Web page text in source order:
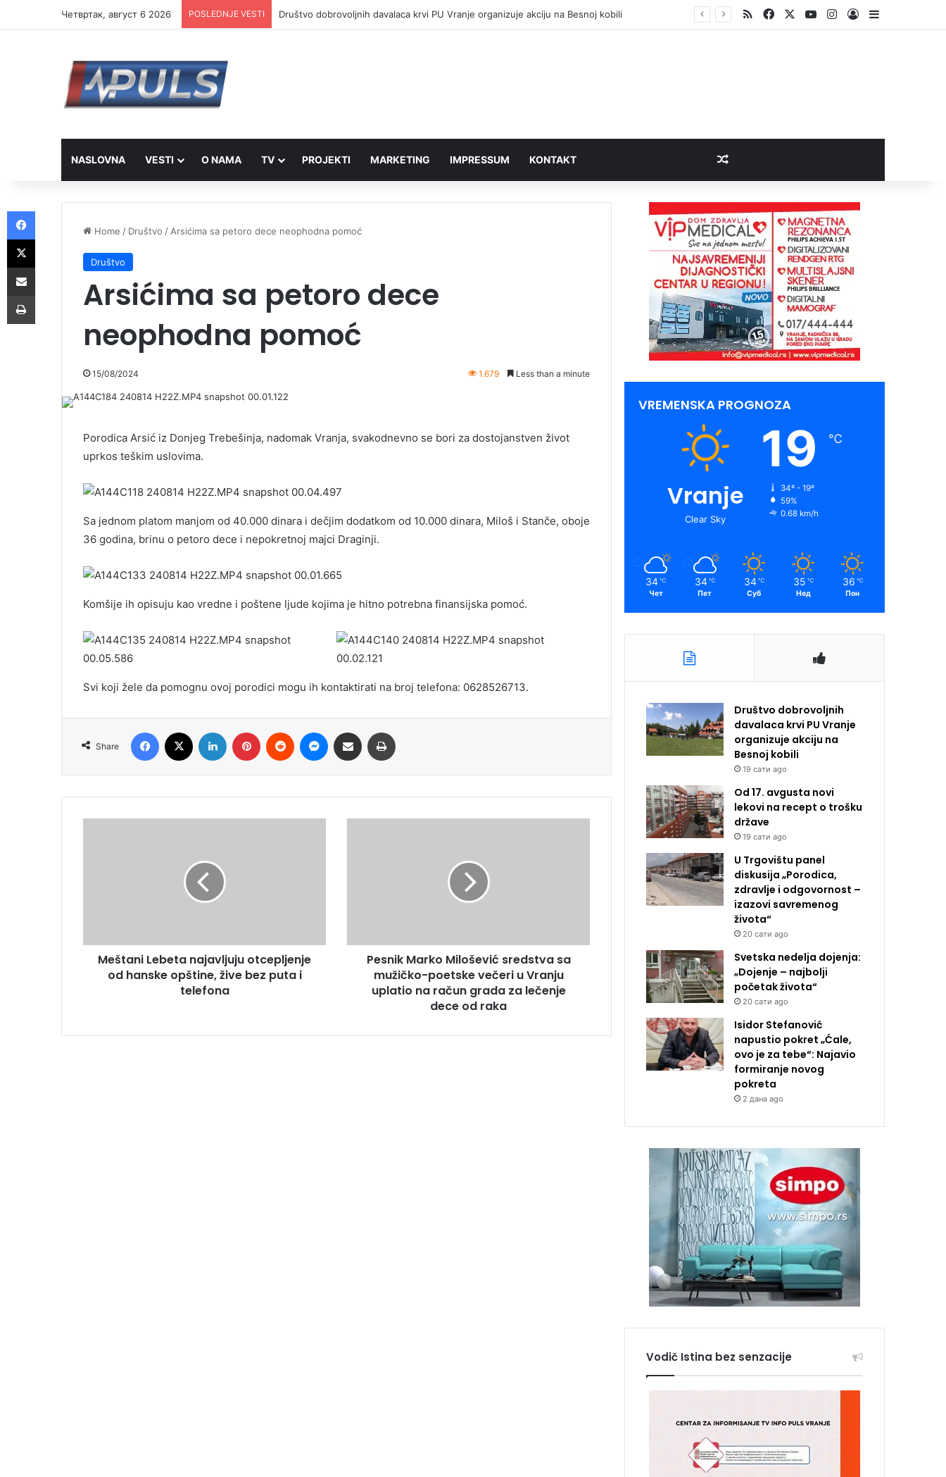
Четвртак, август 6 2026 POSLEDNJE VESTI Društvo dobrovoljnih davalaca krvi PU Vranje organizuje akciju na Besnoj kobili RSSFacebookYouTubeInstagram
Log InSidebar
NASLOVNA VESTI O NAMA TV PROJEKTI MARKETING IMPRESSUM KONTAKT Random Article
Home / Društvo / Arsićima sa petoro dece neophodna pomoć
Društvo
Arsićima sa petoro dece
neophodna pomoć
15/08/2024 1.679 Less than a minute
Porodica Arsić iz Donjeg Trebešinja, nadomak Vranja, svakodnevno se bori za dostojanstven život
uprkos teškim uslovima.
Sa jednom platom manjom od 40.000 dinara i dečjim dodatkom od 10.000 dinara, Miloš i Stanče, oboje
36 godina, brinu o petoro dece i nepokretnoj majci Draginji.
Komšije ih opisuju kao vredne i poštene ljude kojima je hitno potrebna finansijska pomoć.
Svi koji žele da pomognu ovoj porodici mogu ih kontaktirati na broj telefona: 0628526713.
Share
Facebook LinkedIn Pinterest Reddit Messenger
Share via Email
Meštani Lebeta najavljuju otcepljenje
od hanske opštine, žive bez puta i
telefona
Pesnik Marko Milošević sredstva sa
mužičko-poetske večeri u Vranju
uplatio na račun grada za lečenje
dece od raka
VREMENSKA PROGNOZA
Vranje
Clear Sky
19 ℃
34º - 19º
59%
0.68 km/h
34 ℃
Чет
34 ℃
Пет
34 ℃
Суб
35 ℃
Нед
36 ℃
Пон
Društvo dobrovoljnih
davalaca krvi PU Vranje
organizuje akciju na
Besnoj kobili
19 сати ago
Od 17. avgusta novi
lekovi na recept o trošku
države
19 сати ago
U Trgovištu panel
diskusija „Porodica,
zdravlje i odgovornost –
izazovi savremenog
života“
20 сати ago
Svetska nedelja dojenja:
„Dojenje – najbolji
početak života“
20 сати ago
Isidor Stefanović
napustio pokret „Ćale,
ovo je za tebe“: Najavio
formiranje novog
pokreta
2 дана ago
Vodič Istina bez senzacije
Facebook
X
Share via Email